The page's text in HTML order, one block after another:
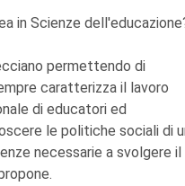
in Scienze
permettendo di
caratterizza il lavoro
di educatori ed
le politiche sociali di
necessarie a svolgere il